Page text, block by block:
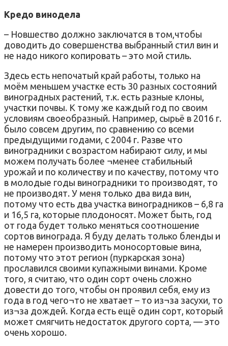
Кредо винодела
– Новшество должно заключатся в том,чтобы
доводить до совершенства выбранный стил вин и
не надо никого копировать – это мой стиль.
Здесь есть непочатый край работы, только на
моём меньшем участке есть 30 разных состояний
виноградных растений, т.к. есть разные клоны,
участки почвы. К тому же каждый год по своим
условиям своеобразный. Например, сырьё в 2016 г.
было совсем другим, по сравнению со всеми
предыдущими годами, с 2004 г. Разве что
виноградники с возрастом набирают силу, и мы
можем получать более ¬менее стабильный
урожай и по количеству и по качеству, потому что
в молодые годы виноградники то производят, то
не производят. У меня только два вида вин,
потому что есть два участка виноградников – 6,8 га
и 16,5 га, которые плодоносят. Может быть, год
от года будет только меняться соотношение
сортов винограда. Я буду делать только бленды и
не намерен производить моносортовые вина,
потому что этот регион (пуркарская зона)
прославился своими купажными винами. Кроме
того, я считаю, что один сорт очень сложно
довести до того, чтобы он проявил себя, ему из
года в год чего¬то не хватает – то из¬за засухи, то
из¬за дождей. Когда есть ещё один сорт, который
может смягчить недостаток другого сорта, — это
очень хорошо.